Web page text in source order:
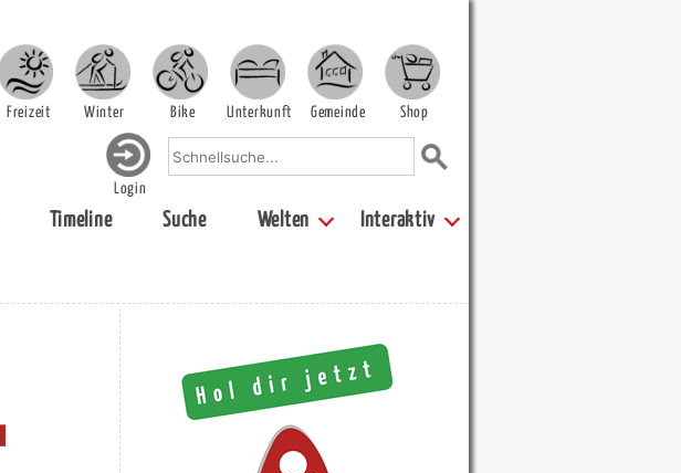
Freizeit Winter Bike Unterkunft Gemeinde Shop
Login
Timeline Suche Welten Interaktiv